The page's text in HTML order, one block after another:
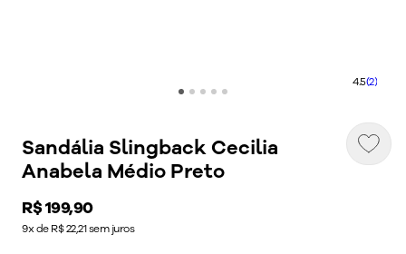
4.5(2)
Sandália Slingback Cecilia
Anabela Médio Preto
Price:
R$ 199,90
9x de R$ 22,21 sem juros